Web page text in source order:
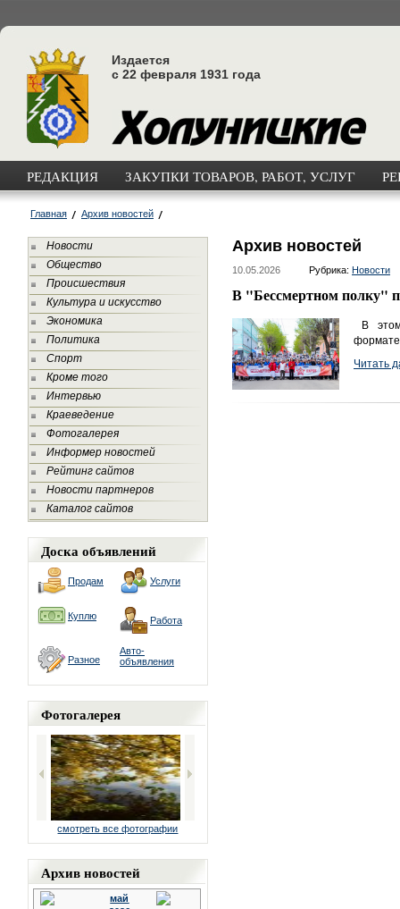
Издается
с 22 февраля 1931 года
РЕДАКЦИЯ ЗАКУПКИ ТОВАРОВ, РАБОТ, УСЛУГ
Главная Архив новостей
Новости
Общество
Происшествия
Культура и искусство
Экономика
Политика
Спорт
Кроме того
Интервью
Краеведение
Фотогалерея
Информер новостей
Рейтинг сайтов
Новости партнеров
Каталог сайтов
Доска объявлений
Продам Услуги
Куплю Работа
Разное
Авто-
объявления
Фотогалерея
смотреть все фотографии
Архив новостей
май
Архив новостей
10.05.2026 Рубрика: Новости
В "Бессмертном полку"
В
Читать